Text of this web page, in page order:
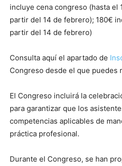
incluye cena congreso (hasta el
partir del 14 de febrero); 180€
partir del 14 de febrero)
Consulta aquí el apartado de
Congreso desde el que puedes
El Congreso incluirá la
para garantizar que los
competencias aplicables de
práctica profesional.
Durante el Congreso, se han